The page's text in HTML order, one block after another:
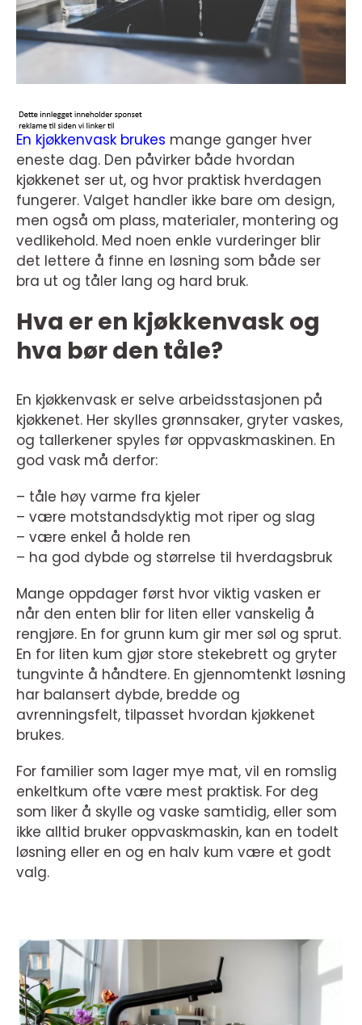
En kjøkkenvask brukes mange ganger hver
eneste dag. Den påvirker både hvordan
kjøkkenet ser ut, og hvor praktisk hverdagen
fungerer. Valget handler ikke bare om design,
men også om plass, materialer, montering og
vedlikehold. Med noen enkle vurderinger blir
det lettere å finne en løsning som både ser
bra ut og tåler lang og hard bruk.
Hva er en kjøkkenvask og
hva bør den tåle?
En kjøkkenvask er selve arbeidsstasjonen på
kjøkkenet. Her skylles grønnsaker, gryter vaskes,
og tallerkener spyles før oppvaskmaskinen. En
god vask må derfor:
– tåle høy varme fra kjeler
– være motstandsdyktig mot riper og slag
– være enkel å holde ren
– ha god dybde og størrelse til hverdagsbruk
Mange oppdager først hvor viktig vasken er
når den enten blir for liten eller vanskelig å
rengjøre. En for grunn kum gir mer søl og sprut.
En for liten kum gjør store stekebrett og gryter
tungvinte å håndtere. En gjennomtenkt løsning
har balansert dybde, bredde og
avrenningsfelt, tilpasset hvordan kjøkkenet
brukes.
For familier som lager mye mat, vil en romslig
enkeltkum ofte være mest praktisk. For deg
som liker å skylle og vaske samtidig, eller som
ikke alltid bruker oppvaskmaskin, kan en todelt
løsning eller en og en halv kum være et godt
valg.